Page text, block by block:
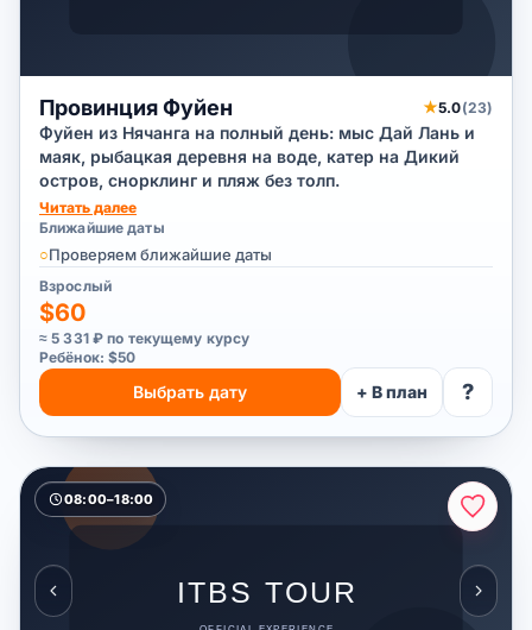
Провинция Фуйен ★5.0(23)
Фуйен из Нячанга на полный день: мыс Дай Лань и
маяк, рыбацкая деревня на воде, катер на Дикий
остров, снорклинг и пляж без толп.
Читать далее
Ближайшие даты
○Проверяем ближайшие даты
Взрослый
$60
≈ 5 331 ₽ по текущему курсу
Ребёнок: $50
Выбрать дату + В план ?
08:00–18:00